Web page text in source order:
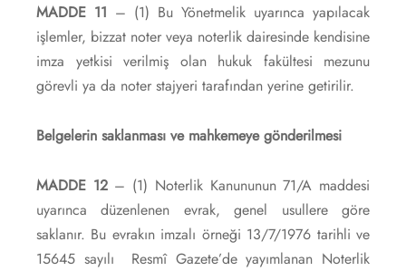
MADDE 11 – (1) Bu Yönetmelik uyarınca yapılacak
işlemler, bizzat noter veya noterlik dairesinde kendisine
imza yetkisi verilmiş olan hukuk fakültesi mezunu
görevli ya da noter stajyeri tarafından yerine getirilir.
Belgelerin saklanması ve mahkemeye gönderilmesi
MADDE 12– (1) Noterlik Kanununun 71/A maddesi
uyarınca düzenlenen evrak, genel usullere göre
saklanır. Bu evrakın imzalı örneği 13/7/1976 tarihli ve
15645 sayılı Resmî Gazete’de yayımlanan Noterlik